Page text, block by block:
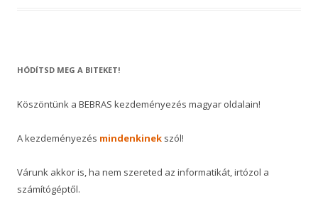
HÓDÍTSD MEG A BITEKET!
Köszöntünk a BEBRAS kezdeményezés magyar oldalain!
A kezdeményezés mindenkinek szól!
Várunk akkor is, ha nem szereted az informatikát, irtózol a
számítógéptől.